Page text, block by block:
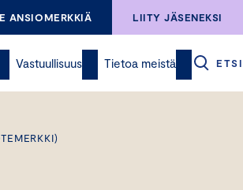
ANSIOMERKKIÄ LIITY JÄSENEKSI
Vastuullisuus Tietoa meistä ETSI